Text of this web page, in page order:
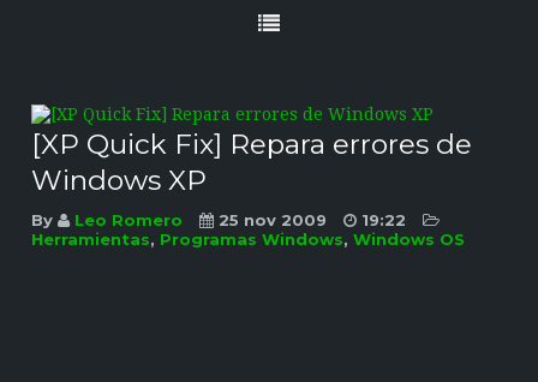
[XP Quick Fix] Repara errores de
Windows XP
By Leo Romero 25 nov 2009
19:22
Herramientas, Programas Windows,Windows OS